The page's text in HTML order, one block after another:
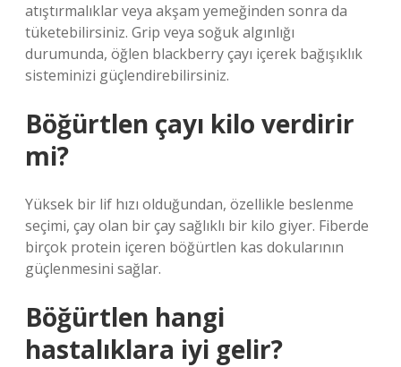
atıştırmalıklar veya akşam yemeğinden sonra da
tüketebilirsiniz. Grip veya soğuk algınlığı
durumunda, öğlen blackberry çayı içerek bağışıklık
sisteminizi güçlendirebilirsiniz.
Böğürtlen çayı kilo verdirir
mi?
Yüksek bir lif hızı olduğundan, özellikle beslenme
seçimi, çay olan bir çay sağlıklı bir kilo giyer. Fiberde
birçok protein içeren böğürtlen kas dokularının
güçlenmesini sağlar.
Böğürtlen hangi
hastalıklara iyi gelir?